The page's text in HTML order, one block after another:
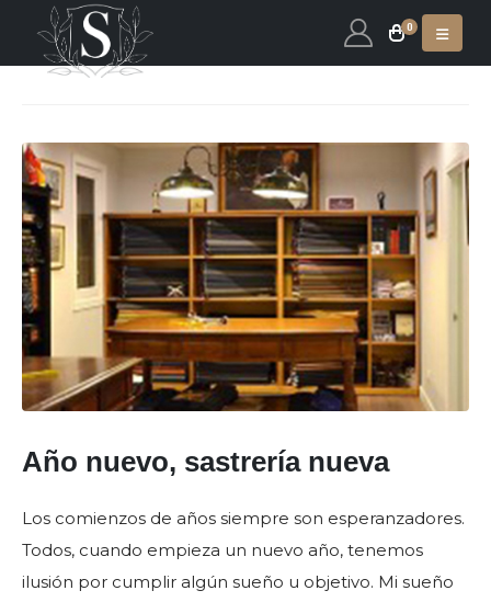
0
Año nuevo, sastrería nueva
Los comienzos de años siempre son esperanzadores.
Todos, cuando empieza un nuevo año, tenemos
ilusión por cumplir algún sueño u objetivo. Mi sueño